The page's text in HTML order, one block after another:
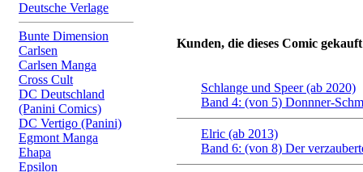
Deutsche Verlage
Bunte Dimension
Carlsen
Carlsen Manga
Cross Cult
DC Deutschland
(Panini Comics)
DC Vertigo (Panini)
Egmont Manga
Ehapa
Epsilon
Kunden, die dieses Comic
Schlange und Speer (ab 2020)
Band 4: (von 5) Donnner-
Elric (ab 2013)
Band 6: (von 8) Der